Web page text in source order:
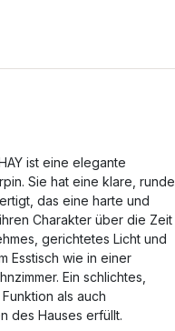
ist eine elegante
Sie hat eine klare, runde
das eine harte und
Charakter über die Zeit
gerichtetes Licht und
Esstisch wie in einer
Ein schlichtes,
als auch
des Hauses erfüllt.